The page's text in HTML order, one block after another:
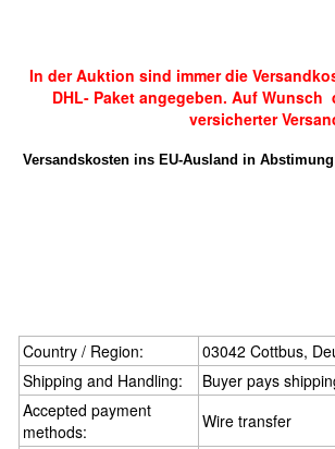
In der Auktion sind immer die
DHL- Paket angegeben. Auf
versicherter
Versandskosten ins EU-Ausland in
Country / Region:
03042 Cottbus,
Shipping and Handling:
Buyer pays
Accepted payment
methods:
Wire transfer